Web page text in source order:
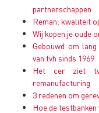
partnerschappen
Reman: kwaliteit
Wij kopen je oude
Gebouwd om
van tvh sinds 1969
Het cer ziet
remanufacturing
3 redenen om
Hoe de